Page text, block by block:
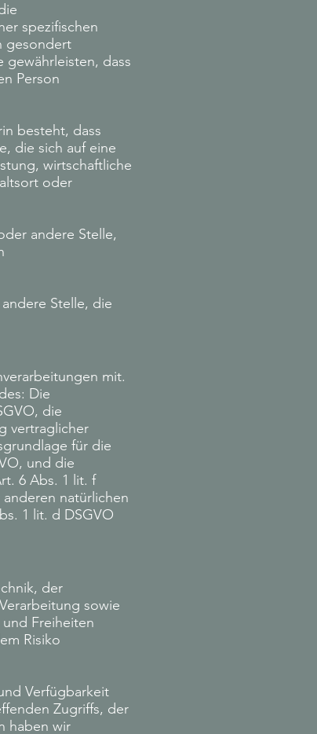
spezifischen
gesondert
dass
Person
besteht, dass
die sich auf eine
wirtschaftliche
oder
andere Stelle,
Stelle, die
mit.
Die
die
vertraglicher
für die
und die
6 Abs. 1 lit. f
natürlichen
1 lit. d DSGVO
der
sowie
Freiheiten
Risiko
Verfügbarkeit
Zugriffs, der
haben wir